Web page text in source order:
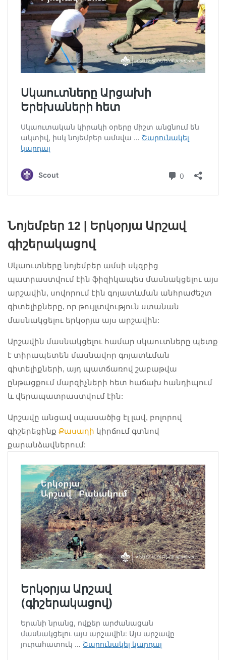
Նոյեմբեր 12 | Երկօրյա Արշավ
գիշերակացով
Սկաուտները նոյեմբեր ամսի սկզբից
պատրաստվում էին ֆիզիկապես մասնակցելու այս
արշավին, սովորում էին գոյատևման անհրաժեշտ
գիտելիքները, որ թույլտվություն ստանան
մասնակցելու երկօրյա այս արշավին:
Արշավին մասնակցելու համար սկաուտները պետք
է տիրապետեն մասնավոր գոյատևման
գիտելիքների, այդ պատճառով շաբաթվա
ընթացքում մարզիչների հետ հաճախ հանդիպում
և վերապատրաստվում էին:
Արշավը անցավ սպասածից էլ լավ, բոլորով
գիշերեցինք Քասաղի կիրճում գտնով
քարանձավներում: